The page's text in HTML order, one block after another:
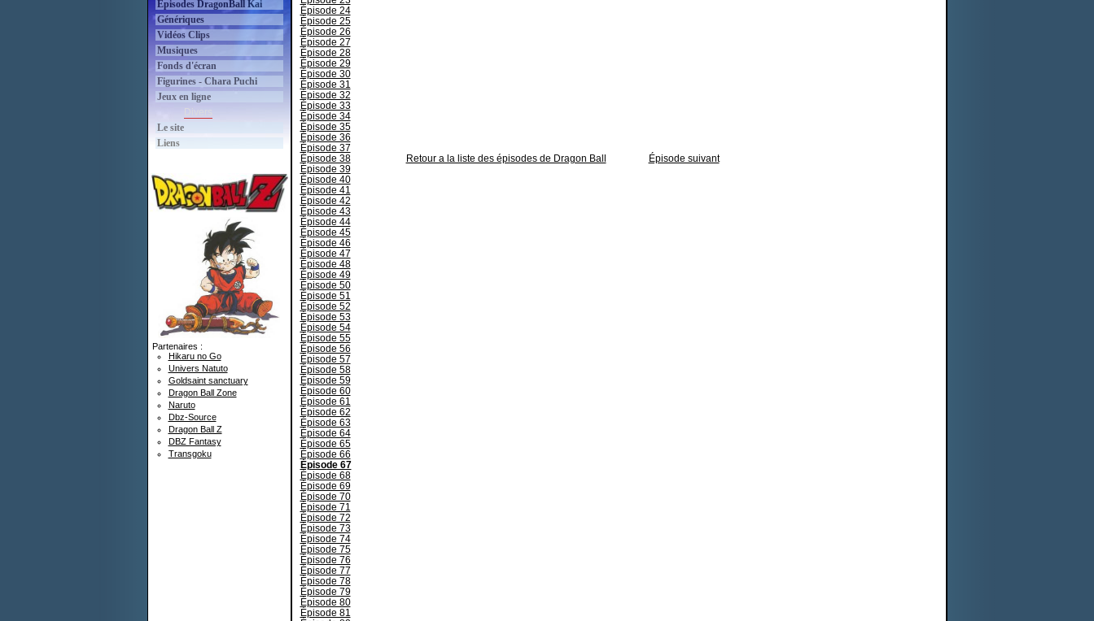
Épisodes DragonBall Kai
Génériques
Vidéos Clips
Musiques
Fonds d'écran
Figurines - Chara Puchi
Jeux en ligne
Le site
Liens
Partenaires :
Hikaru no Go
Univers Natuto
Goldsaint sanctuary
Dragon Ball Zone
Naruto
Dbz-Source
Dragon Ball Z
DBZ Fantasy
Transgoku
Épisode 24
Épisode 25
Épisode 26
Épisode 27
Épisode 28
Épisode 29
Épisode 30
Épisode 31
Épisode 32
Épisode 33
Épisode 34
Épisode 35
Épisode 36
Épisode 37
Épisode 38
Épisode 39
Épisode 40
Épisode 41
Épisode 42
Épisode 43
Épisode 44
Épisode 45
Épisode 46
Épisode 47
Épisode 48
Épisode 49
Épisode 50
Épisode 51
Épisode 52
Épisode 53
Épisode 54
Épisode 55
Épisode 56
Épisode 57
Épisode 58
Épisode 59
Épisode 60
Épisode 61
Épisode 62
Épisode 63
Épisode 64
Épisode 65
Épisode 66
Épisode 67
Épisode 68
Épisode 69
Épisode 70
Épisode 71
Épisode 72
Épisode 73
Épisode 74
Épisode 75
Épisode 76
Épisode 77
Épisode 78
Épisode 79
Épisode 80
Épisode 81
Retour a la liste des épisodes de Dragon Ball Épisode suivant